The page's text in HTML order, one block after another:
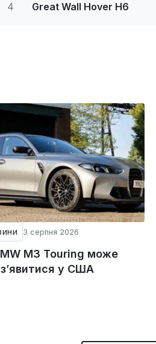
4
Great Wall Hover H6
3 серпня 2026
M3 Touring може
у США